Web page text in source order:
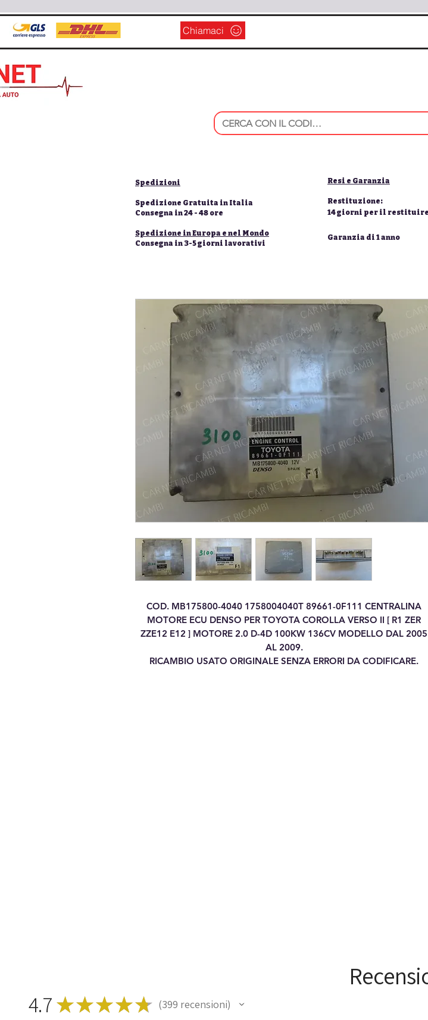
Chiamaci
Spedizioni
Spedizione Gratuita in Italia
Consegna in 24 - 48 ore
Spedizione in Europa e nel Mondo
Consegna in 3-5 giorni lavorativi
Resi e Garanzia
Restituzione:
14 giorni per il restituire |
Garanzia di 1 anno
COD. MB175800-4040 1758004040T 89661-0F111 CENTRALINA
MOTORE ECU DENSO PER TOYOTA COROLLA VERSO II [ R1 ZER
ZZE12 E12 ] MOTORE 2.0 D-4D 100KW 136CV MODELLO DAL 2005
AL 2009.
RICAMBIO USATO ORIGINALE SENZA ERRORI DA CODIFICARE.
4.7 ★★★★★ 399 recensioni
399